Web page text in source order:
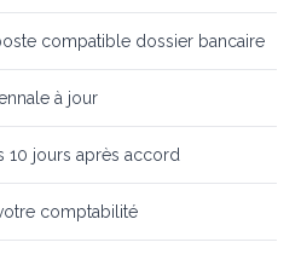
compatible dossier bancaire
à jour
10 jours après accord
comptabilité